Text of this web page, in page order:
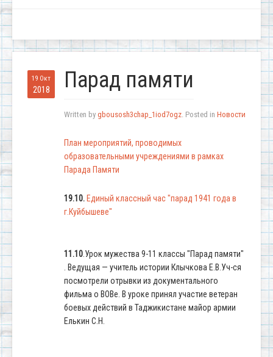
19 Окт
2018 Парад памяти
Written by gbousosh3chap_1iod7ogz. Posted in Новости
План мероприятий, проводимых
образовательными учреждениями в рамках
Парада Памяти
19.10. Единый классный час "парад 1941 года в
г.Куйбышеве"
11.10 .Урок мужества 9-11 классы "Парад памяти"
. Ведущая — учитель истории Клычкова Е.В.Уч-ся
посмотрели отрывки из документального
фильма о ВОВе. В уроке принял участие ветеран
боевых действий в Таджикистане майор армии
Елькин С.Н.